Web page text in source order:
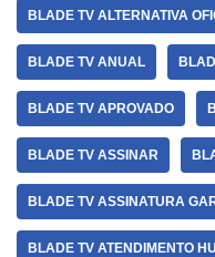
BLADE TV ALTERNATIVA
BLADE TV ANUAL
BLADE TV APROVADO
BLADE TV ASSINAR
BLADE TV ASSINATURA
BLADE TV ATENDIMENTO